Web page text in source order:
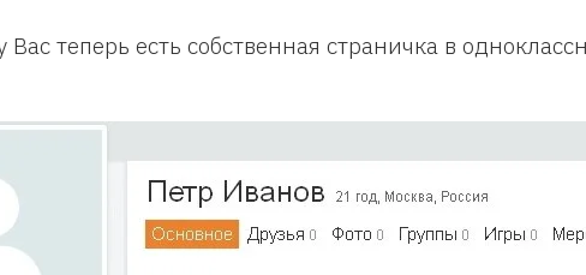
теперь есть собственная страничка в